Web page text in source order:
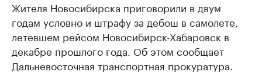
Жителя Новосибирска приговорили в двум
годам условно и штрафу за дебош в самолете,
летевшем рейсом Новосибирск-Хабаровск в
декабре прошлого года. Об этом сообщает
Дальневосточная транспортная прокуратура.